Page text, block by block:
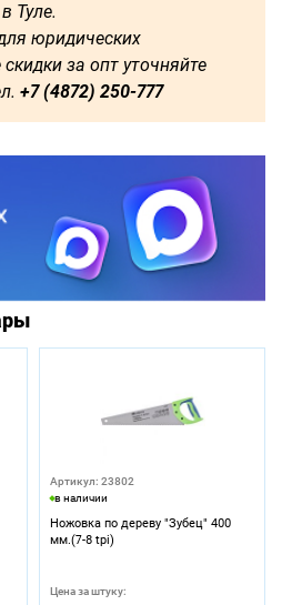
Туле.
юридических
за опт уточняйте
+7 (4872) 250-777
Артикул: 23802
в наличии
Ножовка по дереву "Зубец" 400
мм.(7-8 tpi)
Цена за штуку: